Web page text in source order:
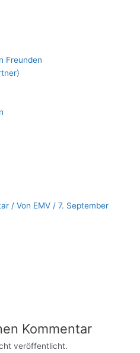
Freunden
/ Von EMV /7. September
Kommentar
veröffentlicht.